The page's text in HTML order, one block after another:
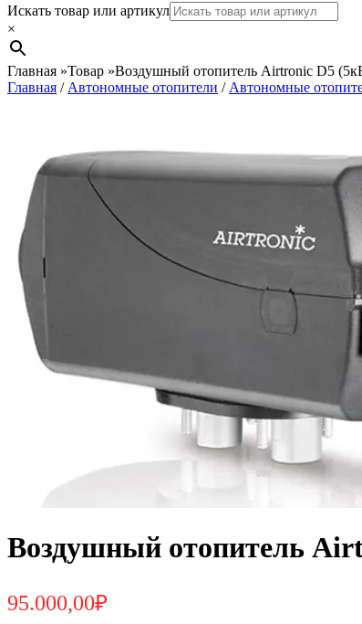
Search
Искать товар или артикул
×
Главная »Товар »Воздушный отопитель Airtronic D5
Главная / Автономные отопители / Автономные
Воздушный отопитель
95.000,00₽